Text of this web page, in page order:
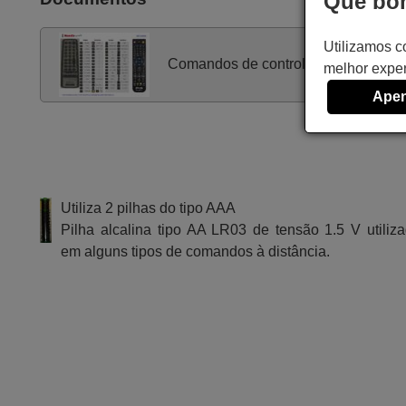
Comandos de controle remoto
Utiliza 2 pilhas do tipo AAA
Pilha alcalina tipo AA LR03 de tensão 1.5 V
em alguns tipos de comandos à distância.
Utilizamos
melhor